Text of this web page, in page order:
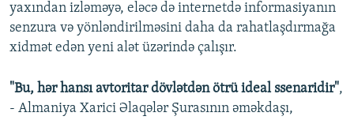
yaxından izləməyə, eləcə də internetdə informasiyanın
senzura və yönləndirilməsini daha da rahatlaşdırmağa
xidmət edən yeni alət üzərində çalışır.
"Bu, hər hansı avtoritar dövlətdən ötrü ideal ssenaridir",
- Almaniya Xarici Əlaqələr Şurasının əməkdaşı,